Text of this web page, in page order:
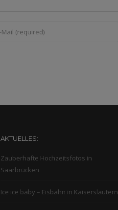
AKTUELLES:
Zauberhafte Hochzeitsfotos in
Saarbrücken
Ice ice baby – Eisbahn in Kaiserslautern